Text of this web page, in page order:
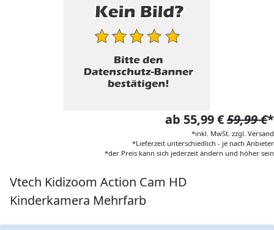
ab 55,99 €59,99 €*
*inkl. MwSt. zzgl. Versand
*Lieferzeit unterschiedlich - je nach Anbieter
*der Preis kann sich jederzeit ändern und höher sein
Vtech Kidizoom Action Cam HD
Kinderkamera Mehrfarb